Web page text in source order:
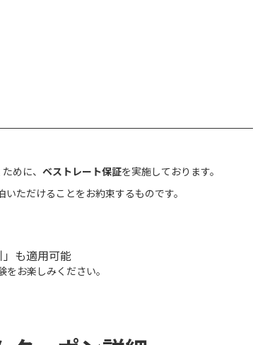
めに、 ベストレート保証を実施しております。
ただけることをお約束するものです。
も適用可能
お楽しみください。